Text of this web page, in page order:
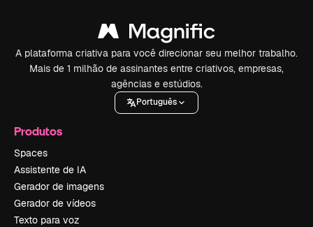
A plataforma criativa para você direcionar seu melhor trabalho.
Mais de 1 milhão de assinantes entre criativos, empresas,
agências e estúdios.
Português
Produtos
Spaces
Assistente de IA
Gerador de imagens
Gerador de vídeos
Texto para voz